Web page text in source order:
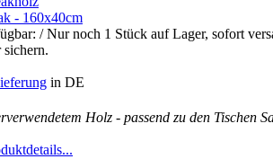
- 160x40cm
sichern.
in DE
Holz - passend zu den Tischen